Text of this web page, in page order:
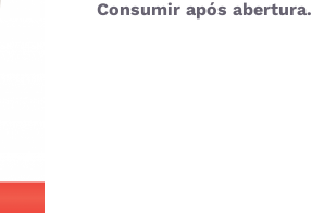
Consumir após abertura.